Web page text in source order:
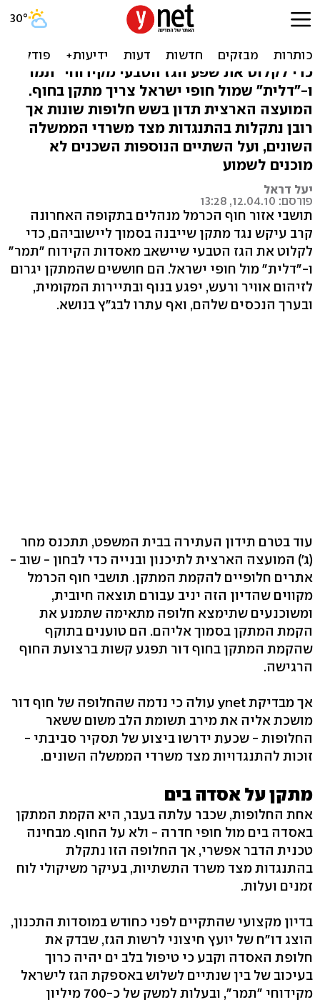
ישראל רוצה גז טבעי, אבל
איפה יעבור הצינור?
כדי לקלוט את שפע הגז הטבעי מקידוחי "תמר"
ו-"דלית" שמול חופי ישראל צריך מתקן בחוף.
המועצה הארצית תדון בשש חלופות שונות אך
רובן נתקלות בהתנגדות מצד משרדי הממשלה
השונים, ועל השתיים הנוספות השכנים לא
מוכנים לשמוע
יעל דראל
פורסם: 12.04.10, 13:28
תושבי אזור חוף הכרמל מנהלים בתקופה האחרונה
קרב עיקש נגד מתקן שייבנה בסמוך ליישוביהם, כדי
לקלוט את הגז הטבעי שיישאב מאסדות הקידוח "תמר"
ו-"דלית" מול חופי ישראל. הם חוששים שהמתקן יגרום
לזיהום אוויר ורעש, יפגע בנוף ובתיירות המקומית,
ובערך הנכסים שלהם, ואף עתרו לבג"ץ בנושא.
עוד בטרם תידון העתירה בבית המשפט, תתכנס מחר
(ג') המועצה הארצית לתיכנון ובנייה כדי לבחון - שוב -
אתרים חלופיים להקמת המתקן. תושבי חוף הכרמל
מקווים שהדיון הזה יניב עבורם תוצאה חיובית,
ומשוכנעים שתימצא חלופה מתאימה שתמנע את
הקמת המתקן בסמוך אליהם. הם טוענים בתוקף
שהקמת המתקן בחוף דור תפגע קשות ברצועת החוף
הרגישה.
אך מבדיקת ynet עולה כי נדמה שהחלופה של חוף דור
מושכת אליה את מירב תשומת הלב משום ששאר
החלופות - שכעת ידרשו ביצוע של תסקיר סביבתי -
זוכות להתנגדויות מצד משרדי הממשלה השונים.
מתקן על אסדה בים
אחת החלופות, שכבר עלתה בעבר, היא הקמת המתקן
באסדה בים מול חופי חדרה - ולא על החוף. מבחינה
טכנית הדבר אפשרי, אך החלופה הזו נתקלת
בהתנגדות מצד משרד התשתיות, בעיקר משיקולי לוח
זמנים ועלות.
בדיון מקצועי שהתקיים לפני כחודש במוסדות התכנון,
הוצג דו"ח של יועץ חיצוני לרשות הגז, שבדק את
חלופת האסדה וקבע כי טיפול בלב ים יהיה כרוך
בעיכוב של בין שנתיים לשלוש באספקת הגז לישראל
מקידוחי "תמר", ובעלות למשק של כ-700 מיליון